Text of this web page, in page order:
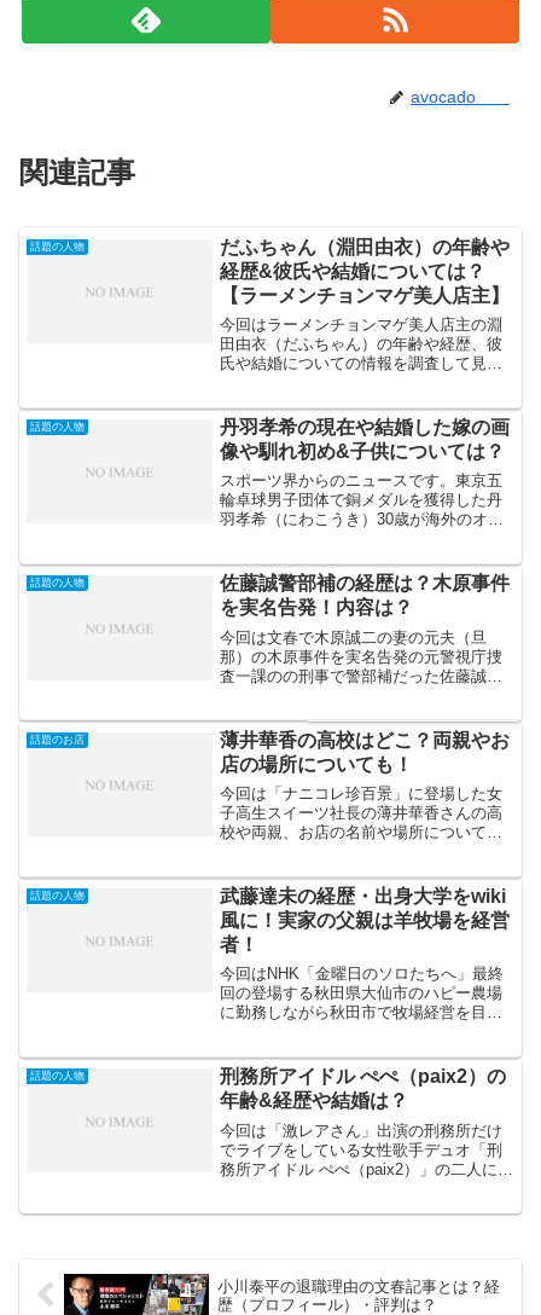
avocado
関連記事
話題の人物
だふちゃん（淵田由衣）の年齢や
経歴&彼氏や結婚については？
【ラーメンチョンマゲ美人店主】
今回はラーメンチョンマゲ美人店主の淵
田由衣（だふちゃん）の年齢や経歴、彼
氏や結婚についての情報を調査して見ま
注目を集めています。淵田由衣（だふち
ゃん）年齢年齢：28歳生...
話題の人物
丹羽孝希の現在や結婚した嫁の画
像や馴れ初め&子供については？
スポーツ界からのニュースです。東京五
輪卓球男子団体で銅メダルを獲得した丹
羽孝希（にわこうき）30歳が海外のオン
希選手は23年初夏国内からオンラインカ
ジノに接続して、暗号...
話題の人物
佐藤誠警部補の経歴は？木原事件
を実名告発！内容は？
今回は文春で木原誠二の妻の元夫（旦
那）の木原事件を実名告発の元警視庁捜
査一課のの刑事で警部補だった佐藤誠氏
刊文春、SNS等で現段階で報じられた情
報をまとめたものです。記...
話題のお店
薄井華香の高校はどこ？両親やお
店の場所についても！
今回は「ナニコレ珍百景」に登場した女
子高生スイーツ社長の薄井華香さんの高
校や両親、お店の名前や場所についてお
れるようにして農家を応援したいという
思いがあるとのことです。...
話題の人物
武藤達未の経歴・出身大学をwiki
風に！実家の父親は羊牧場を経営
者！
今回はNHK「金曜日のソロたちへ」最終
回の登場する秋田県大仙市のハピー農場
に勤務しながら秋田市で牧場経営を目指
ール）wiki風【本学の挑戦する卒業生 武
藤 達未さん_前...
話題の人物
刑務所アイドル ぺぺ（paix2）の
年齢&経歴や結婚は？
今回は「激レアさん」出演の刑務所だけ
でライブをしている女性歌手デュオ「刑
務所アイドル ぺぺ（paix2）」の二人に年
小川泰平の退職理由の文春記事とは？経
歴（プロフィール）・評判は？